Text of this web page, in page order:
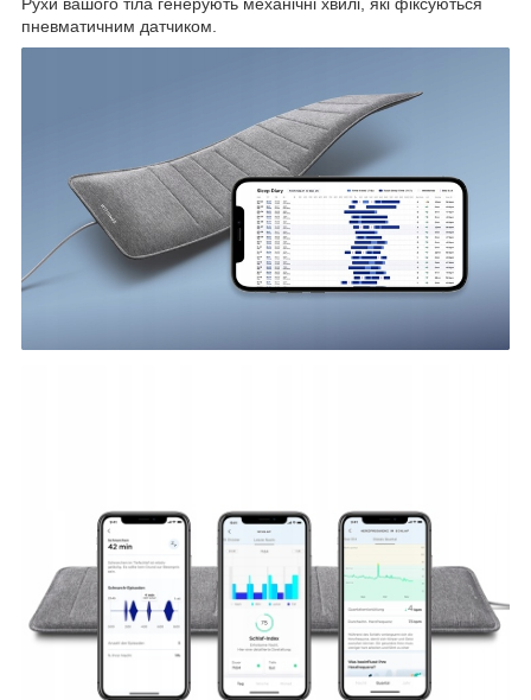
Рухи вашого тіла генерують механічні хвилі, які фіксуються
пневматичним датчиком.